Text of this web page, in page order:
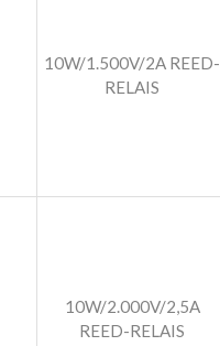
10W/1.500V/2A REED-
RELAIS
10W/2.000V/2,5A
REED-RELAIS